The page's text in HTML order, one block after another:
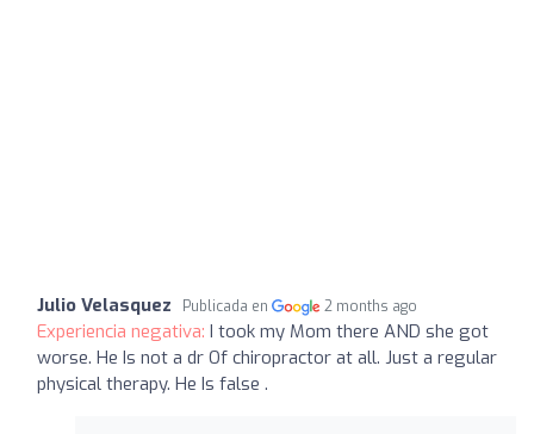
Julio Velasquez Publicada en 2 months ago
Experiencia negativa: I took my Mom there AND she got
worse. He Is not a dr Of chiropractor at all. Just a regular
physical therapy. He Is false .